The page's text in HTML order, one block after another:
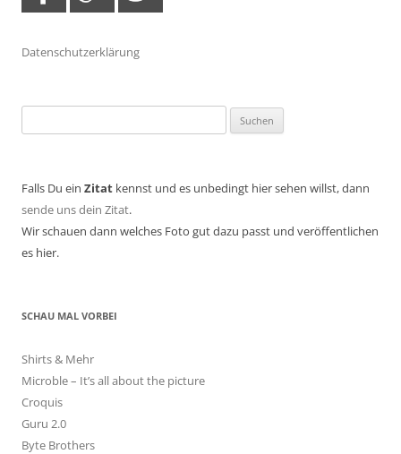
Datenschutzerklärung
nach:
Falls Du ein Zitat kennst und es unbedingt hier sehen willst, dann
sende uns dein Zitat.
Wir schauen dann welches Foto gut dazu passt und veröffentlichen
es hier.
SCHAU MAL VORBEI
Shirts & Mehr
Microble – It’s all about the picture
Croquis
Guru 2.0
Byte Brothers